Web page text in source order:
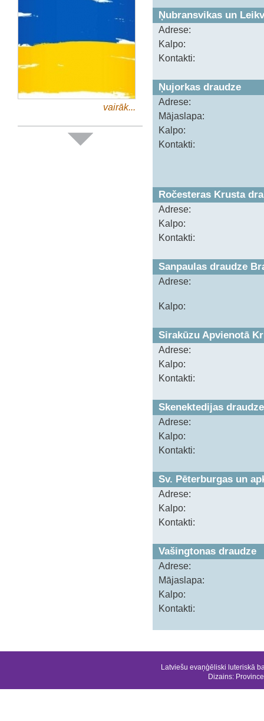
vairāk...
Ņubransvikas un
Adrese:
Kalpo:
Kontakti:
Ņujorkas draudze
Adrese:
Mājaslapa:
Kalpo:
Kontakti:
Ročesteras Krusta
Adrese:
Kalpo:
Kontakti:
Sanpaulas draudze
Adrese:
Kalpo:
Sirakūzu Apvienotā
Adrese:
Kalpo:
Kontakti:
Skenektedijas draudze
Adrese:
Kalpo:
Kontakti:
Sv. Pēterburgas un
Adrese:
Kalpo:
Kontakti:
Vašingtonas draudze
Adrese:
Mājaslapa:
Kalpo:
Kontakti:
Latviešu evaņģēliski luteriskā
Dizains: